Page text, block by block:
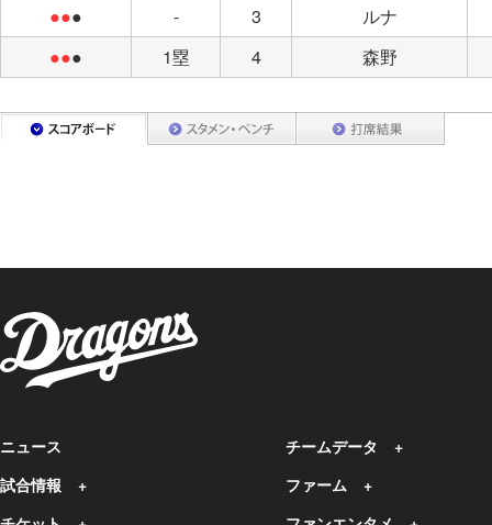
●●● - 3
ルナ
●●● 1塁 4 森野
ニュース
試合情報
チームデータ
ファーム